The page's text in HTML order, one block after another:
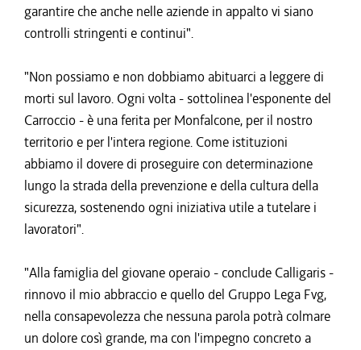
garantire che anche nelle aziende in appalto vi siano
controlli stringenti e continui".
"Non possiamo e non dobbiamo abituarci a leggere di
morti sul lavoro. Ogni volta - sottolinea l'esponente del
Carroccio - è una ferita per Monfalcone, per il nostro
territorio e per l'intera regione. Come istituzioni
abbiamo il dovere di proseguire con determinazione
lungo la strada della prevenzione e della cultura della
sicurezza, sostenendo ogni iniziativa utile a tutelare i
lavoratori".
"Alla famiglia del giovane operaio - conclude Calligaris -
rinnovo il mio abbraccio e quello del Gruppo Lega Fvg,
nella consapevolezza che nessuna parola potrà colmare
un dolore così grande, ma con l'impegno concreto a